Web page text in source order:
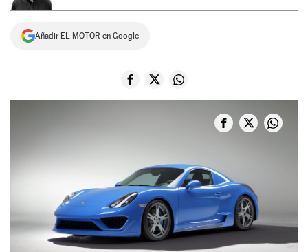
Añadir EL MOTOR en Google